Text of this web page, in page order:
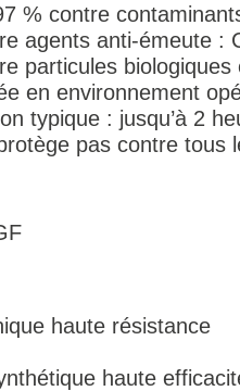
% contre
agents anti-émeute :
particules
en environnement
typique : jusqu’à 2
pas contre tous
haute résistance
haute